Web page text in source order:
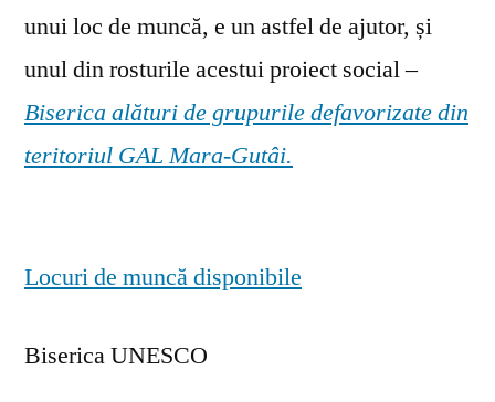
unui loc de muncă, e un astfel de ajutor, și
unul din rosturile acestui proiect social –
Biserica alături de grupurile defavorizate din
teritoriul GAL Mara-Gutâi.
Locuri de muncă disponibile
Biserica UNESCO